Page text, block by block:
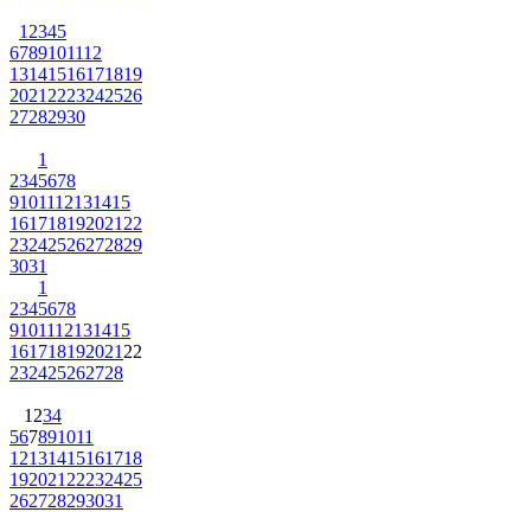
1 2345
6789101112
13141516171819
2021 2223242526
27282930
1
2345678
9101112131415
161718192021 22
23242526272829
3031
1
2345678
9101112131415
161718192021 22
232425262728
1 234
567891011
12131415161718
192021 22232425
262728293031